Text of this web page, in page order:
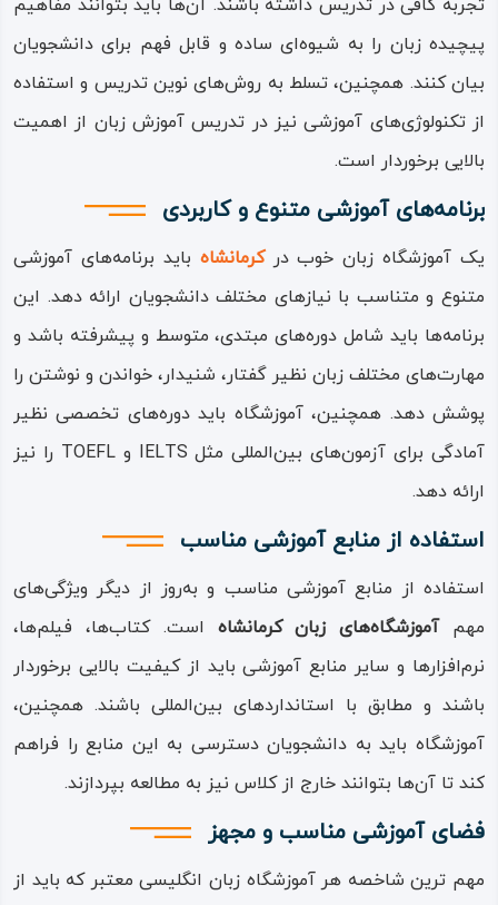
تجربه کافی در تدریس داشته باشند‌‌. آن‌ها باید بتوانند مفاهیم
پیچیده زبان را به شیوه‌ای ساده و قابل فهم برای دانشجویان
بیان کنند‌‌. همچنین، تسلط به روش‌های نوین تدریس و استفاده
از تکنولوژی‌های آموزشی نیز در تدریس آموزش زبان از اهمیت
بالایی برخوردار است‌‌.
برنامه‌های آموزشی متنوع و کاربردی
یک آموزشگاه زبان خوب درکرمانشاه باید برنامه‌های آموزشی
متنوع و متناسب با نیازهای مختلف دانشجویان ارائه دهد‌‌. این
برنامه‌ها باید شامل دوره‌های مبتدی، متوسط و پیشرفته باشد و
مهارت‌های مختلف زبان نظیر گفتار، شنیدار، خواندن و نوشتن را
پوشش دهد‌‌. همچنین، آموزشگاه باید دوره‌های تخصصی نظیر
آمادگی برای آزمون‌های بین‌المللی مثل IELTS و TOEFL را نیز
ارائه دهد‌‌.
استفاده از منابع آموزشی مناسب
استفاده از منابع آموزشی مناسب و به‌روز از دیگر ویژگی‌های
مهمآموزشگاه‌‌های زبان کرمانشاه است‌‌. کتاب‌ها، فیلم‌ها،
نرم‌افزارها و سایر منابع آموزشی باید از کیفیت بالایی برخوردار
باشند و مطابق با استانداردهای بین‌المللی باشند‌‌. همچنین،
آموزشگاه باید به دانشجویان دسترسی به این منابع را فراهم
کند تا آن‌ها بتوانند خارج از کلاس نیز به مطالعه بپردازند‌‌.
فضای آموزشی مناسب و مجهز
مهم ترین شاخصه هر آموزشگاه زبان انگلیسی معتبر که باید از